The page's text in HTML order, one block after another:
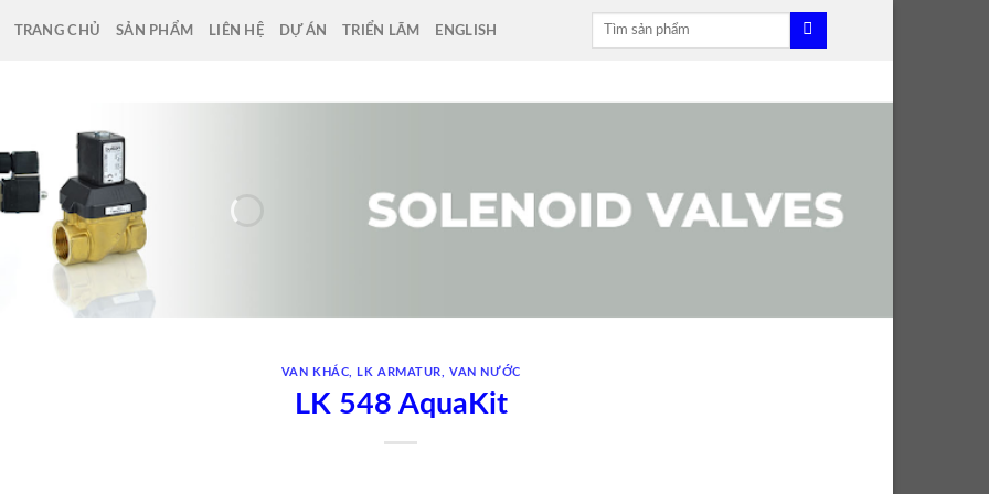
TRANG CHỦ SẢN PHẨM LIÊN HỆ DỰ ÁN TRIỂN LÃM ENGLISH
Tìm
VAN KHÁC, LK ARMATUR,VAN NƯỚC
LK 548 AquaKit